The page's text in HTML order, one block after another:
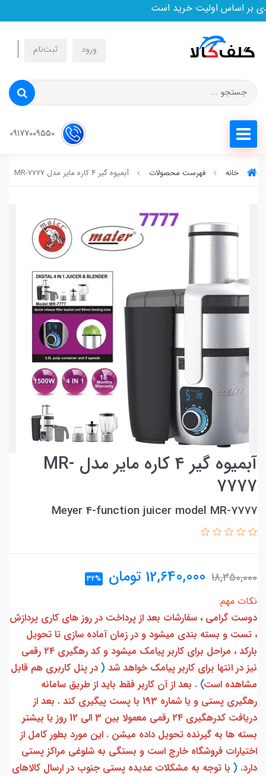
بر اساس اولیت خرید است
ورود ثبت‌نام
خانه فهرست محصولات آبمیوه گیر 4 کاره مایر مدل MR-7777
آبمیوه گیر 4 کاره مایر مدل MR-
7777
Meyer 4-function juicer model MR-7777
18,350,000
12,640,000 تومان 32%
نکات مهم:
دوست گرامی ، سفارشات بعد از پرداخت در روز های کاری پردازش
، تست و بسته بندی میشود و در زمان آماده سازی تا تحویل
بارکد ، مراحل برای کاربر پیامک میشود و کد رهگیری 24 رقمی
نیز در انتها برای کاربر پیامک خواهد شد ( در پنل کاربری هم قابل
مشاهده است) . بعد از آن کاربر فقط باید از طریق سامانه
رهگیری پستی و یا شماره 193 با پست پیگیری کند . بعد از
دریافت کدرهگیری 24 رقمی معمولا بین 3 الی 12 روز یا بیشتر
بسته ها به گیرنده تحویل داده میشن . این مورد بطور کامل از
اختیارات فروشگاه خارج است و بستگی به شلوغی مراکز پستی
دارد. ( با توجه به مشکلات عدیده پستی جنوب در ارسال کالاهای